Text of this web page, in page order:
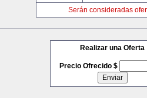
Serán consideradas
Realizar una Oferta
Precio Ofrecido $